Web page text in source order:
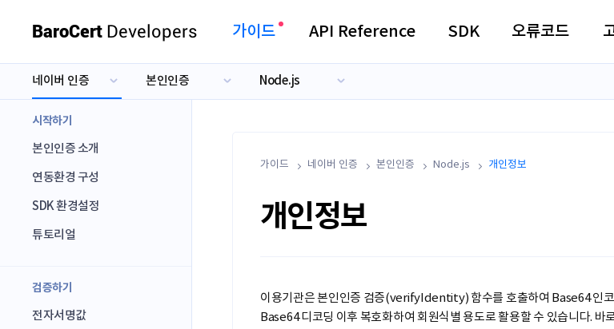
BaroCert Developers 가이드 API Reference SDK 오류코드
네이버 인증
카카오 인증
네이버 인증
토스 인증
본인인증
본인인증
Node.js
Java
.NET Core
Python
시작하기
본인인증 소개
연동환경 구성
SDK 환경설정
튜토리얼
검증하기
전자서명값
가이드 네이버 인증 본인인증 Node.js 개인정보
개인정보
이용기관은 본인인증 검증(verifyIdentity) 함수를 호출하여 Base64 인
Base64 디코딩 이후 복호화하여 회원식별 용도로 활용할 수 있습니다.